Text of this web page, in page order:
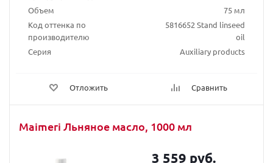
Объем
75 мл
Код оттенка по
производителю
5816652 Stand linseed
oil
Серия
Auxiliary products
Отложить Сравнить
Maimeri Льняное масло, 1000 мл
3 559 руб.